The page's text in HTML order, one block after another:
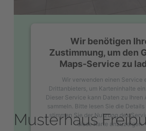
Wir benötigen
Zustimmung, um den
Maps-Service zu
Wir verwenden einen Service
Drittanbieters, um Karteninhalte
Dieser Service kann Daten zu Ihren
sammeln. Bitte lesen Sie die
stimmen Sie der Nutzung des
diese Karte anzuzeigen.
Musterhaus